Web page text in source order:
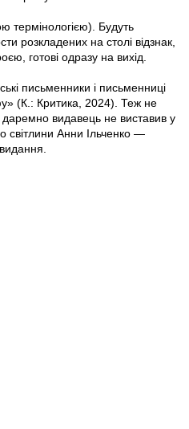
термінологією). Будуть
розкладених на столі відзнак,
готові одразу на вихід.
письменники і письменниці
(К.: Критика, 2024). Теж не
даремно видавець не виставив у
світлини Анни Ільченко —